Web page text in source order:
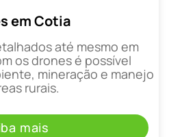
em Cotia
até mesmo em
os drones é possível
mineração e manejo
rurais.
mais